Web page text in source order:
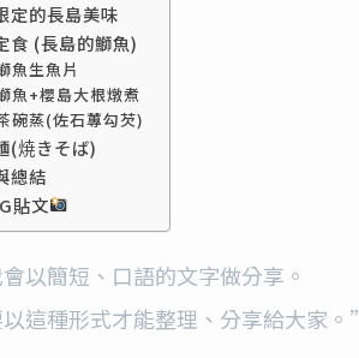
定的長島美味
食 (長島的鰤魚)
魚生魚片
魚+櫻島大根燉煮
碗蒸(佐石蓴勾芡)
(焼きそば)
總結
貼文
以簡短、口語的文字做分享。
這種形式才能整理、分享給大家。”